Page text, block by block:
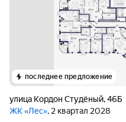
последнее предложение
улица Кордон Студёный,46Б
ЖК «Лес», 2 квартал 2028